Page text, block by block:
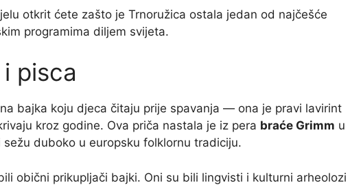
otkrit ćete zašto je Trnoružica ostala jedan od najčešće
programima diljem svijeta.
pisca
bajka koju djeca čitaju prije spavanja — ona je pravi lavirint
kroz godine. Ova priča nastala je iz pera braće Grimm u
duboko u europsku folklornu tradiciju.
obični prikupljači bajki. Oni su bili lingvisti i kulturni arheolozi